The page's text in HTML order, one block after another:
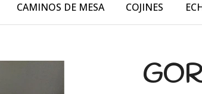
CAMINOS DE MESA COJINES